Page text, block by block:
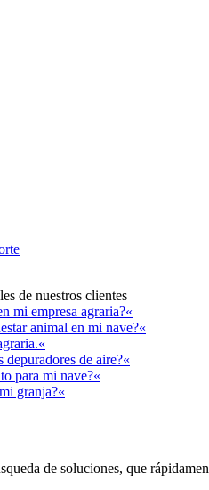
de nuestros clientes
mi empresa agraria?«
animal en mi nave?«
de aire?«
para mi nave?«
granja?«
de soluciones, que